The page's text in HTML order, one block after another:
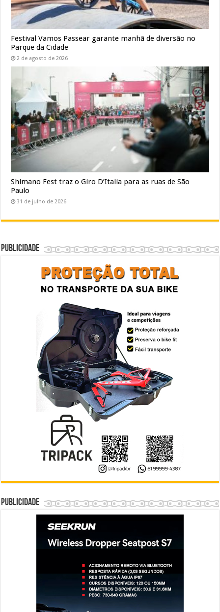
Festival Vamos Passear garante manhã de diversão no
Parque da Cidade
2 de agosto de 2026
Shimano Fest traz o Giro D’Italia para as ruas de São
Paulo
31 de julho de 2026
Publicidade
Publicidade